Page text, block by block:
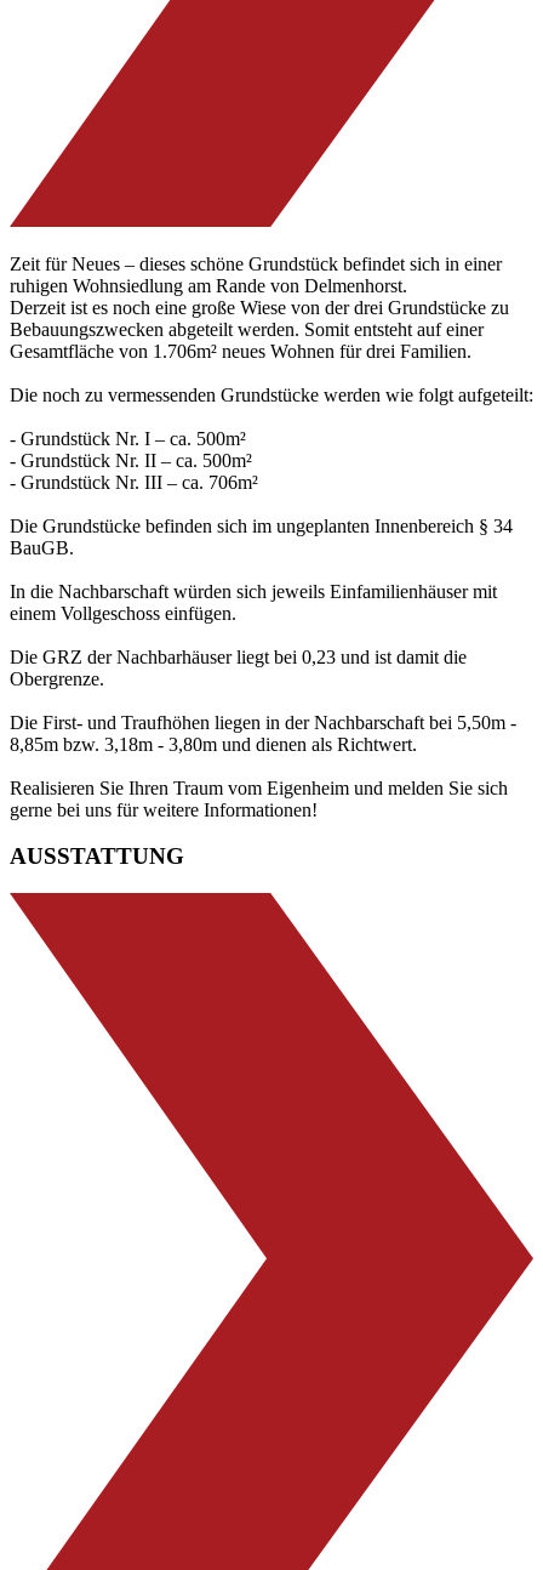
Zeit für Neues – dieses schöne Grundstück befindet sich in einer
ruhigen Wohnsiedlung am Rande von Delmenhorst.
Derzeit ist es noch eine große Wiese von der drei Grundstücke zu
Bebauungszwecken abgeteilt werden. Somit entsteht auf einer
Gesamtfläche von 1.706m² neues Wohnen für drei Familien.
Die noch zu vermessenden Grundstücke werden wie folgt aufgeteilt:
- Grundstück Nr. I – ca. 500m²
- Grundstück Nr. II – ca. 500m²
- Grundstück Nr. III – ca. 706m²
Die Grundstücke befinden sich im ungeplanten Innenbereich § 34
BauGB.
In die Nachbarschaft würden sich jeweils Einfamilienhäuser mit
einem Vollgeschoss einfügen.
Die GRZ der Nachbarhäuser liegt bei 0,23 und ist damit die
Obergrenze.
Die First- und Traufhöhen liegen in der Nachbarschaft bei 5,50m -
8,85m bzw. 3,18m - 3,80m und dienen als Richtwert.
Realisieren Sie Ihren Traum vom Eigenheim und melden Sie sich
gerne bei uns für weitere Informationen!
AUSSTATTUNG